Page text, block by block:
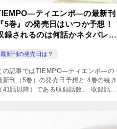
ティエンポ―の最新刊
『5巻』の発売日はいつか予想！
録されるのは何話かネタバレも
最新刊の発売日は？
の記事ではTIEMPO―ティエンポ―の
新刊（5巻）の発売日予想と 4巻の続き
（41話以降）である収録話数、 収録話を